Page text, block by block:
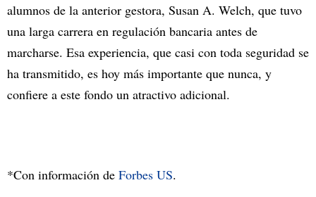
alumnos de la anterior gestora, Susan A. Welch, que tuvo
una larga carrera en regulación bancaria antes de
marcharse. Esa experiencia, que casi con toda seguridad se
ha transmitido, es hoy más importante que nunca, y
confiere a este fondo un atractivo adicional.
*Con información de Forbes US.